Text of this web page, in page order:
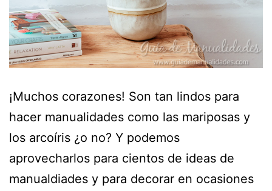
¡Muchos corazones! Son tan lindos para
hacer manualidades como las mariposas y
los arcoíris ¿o no? Y podemos
aprovecharlos para cientos de ideas de
manualdiades y para decorar en ocasiones